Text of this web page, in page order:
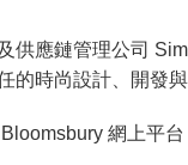
供應鏈管理公司
的時尚設計、開發
網上平台